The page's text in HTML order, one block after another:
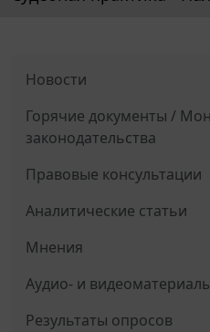
Новости
Горячие документы /
законодательства
Правовые консультации
Аналитические статьи
Мнения
Аудио- и
Результаты опросов